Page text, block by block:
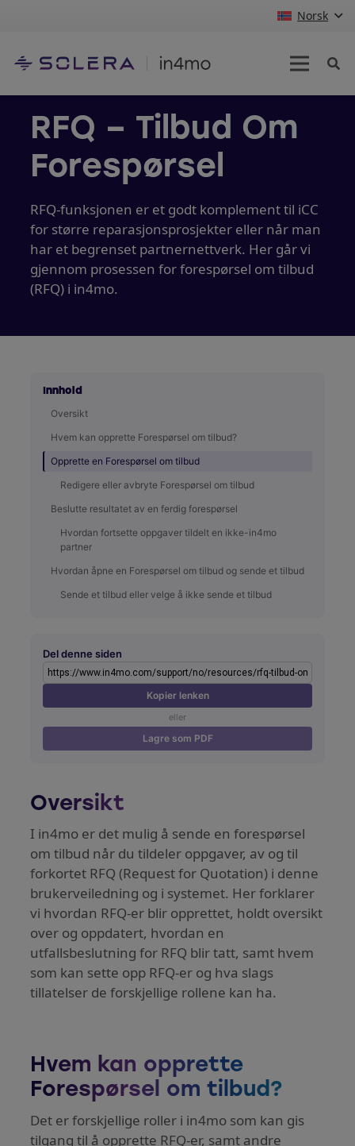
Norsk
RFQ – Tilbud Om
Forespørsel
RFQ-funksjonen er et godt komplement til iCC
for større reparasjonsprosjekter eller når man
har et begrenset partnernettverk. Her går vi
gjennom prosessen for forespørsel om tilbud
(RFQ) i in4mo.
Innhold
Oversikt
Hvem kan opprette Forespørsel om tilbud?
Opprette en Forespørsel om tilbud
Redigere eller avbryte Forespørsel om tilbud
Beslutte resultatet av en ferdig forespørsel
Hvordan fortsette oppgaver tildelt en ikke-in4mo
partner
Hvordan åpne en Forespørsel om tilbud og sende et tilbud
Sende et tilbud eller velge å ikke sende et tilbud
Del denne siden
Kopier lenken
eller
Lagre som PDF
Oversikt
I in4mo er det mulig å sende en forespørsel
om tilbud når du tildeler oppgaver, av og til
forkortet RFQ (Request for Quotation) i denne
brukerveiledning og i systemet. Her forklarer
vi hvordan RFQ-er blir opprettet, holdt oversikt
over og oppdatert, hvordan en
utfallsbeslutning for RFQ blir tatt, samt hvem
som kan sette opp RFQ-er og hva slags
tillatelser de forskjellige rollene kan ha.
Hvem kan opprette
Forespørsel om tilbud?
Det er forskjellige roller i in4mo som kan gis
tilgang til å opprette RFQ-er, samt andre